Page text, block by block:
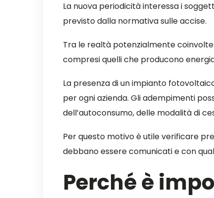
La nuova periodicità interessa i
previsto dalla normativa sulle accise.
Tra le realtà potenzialmente
compresi quelli che producono
La presenza di un impianto
per ogni azienda. Gli adempimenti
dell’autoconsumo, delle modalità di
Per questo motivo è utile verificare
debbano essere comunicati e con
Perché è